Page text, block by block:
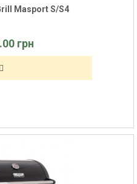
Masport S/S4
грн